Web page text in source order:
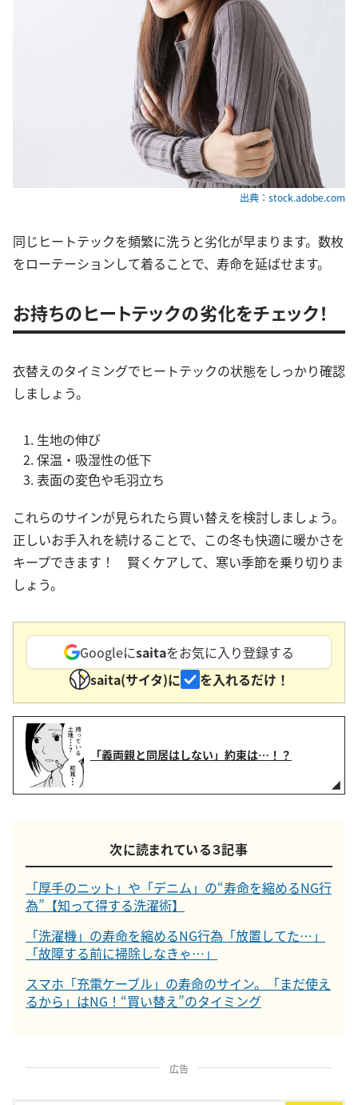
出典：stock.adobe.com
同じヒートテックを頻繁に洗うと劣化が早まります。数枚
をローテーションして着ることで、寿命を延ばせます。
お持ちのヒートテックの劣化をチェック！
衣替えのタイミングでヒートテックの状態をしっかり確認
しましょう。
生地の伸び
保温・吸湿性の低下
表面の変色や毛羽立ち
これらのサインが見られたら買い替えを検討しましょう。
正しいお手入れを続けることで、この冬も快適に暖かさを
キープできます！ 賢くケアして、寒い季節を乗り切りま
しょう。
Googleにsaitaをお気に入り登録する
saita(サイタ)に
を入れるだけ！
「義両親と同居はしない」約束は…！？
次に読まれている３記事
「厚手のニット」や「デニム」の“寿命を縮めるNG行
為”【知って得する洗濯術】
「洗濯機」の寿命を縮めるNG行為「放置してた…」
「故障する前に掃除しなきゃ…」
スマホ「充電ケーブル」の寿命のサイン。「まだ使え
るから」はNG！“買い替え”のタイミング
広告